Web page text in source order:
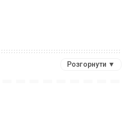
Розгорнути ▼